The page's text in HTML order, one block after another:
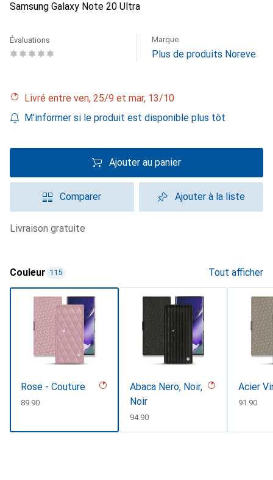
Samsung Galaxy Note 20 Ultra
Évaluations Marque
Plus de produits Noreve
Livré entre ven, 25/9 et mar, 13/10
M'informer si le produit est disponible plus tôt
Ajouter au panier
Comparer Ajouter à la liste
livraison gratuite
Couleur 115 Tout afficher
Rose - Couture
CHF
89.90
Abaca Nero, Noir,
Noir
CHF
94.90
Acier
CHF
91.90